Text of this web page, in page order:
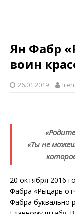
Ян Фабр
воин
26.01.2019
«Ты не
20 октября 2016
Фабра «Рыцарь
Фабра буквально